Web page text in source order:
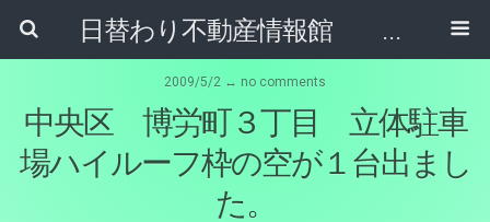
日替わり不動産情報館 リア･ライブログ
2009/5/2 ↔ no comments
中央区 博労町３丁目 立体駐車
場ハイルーフ枠の空が１台出まし
た。